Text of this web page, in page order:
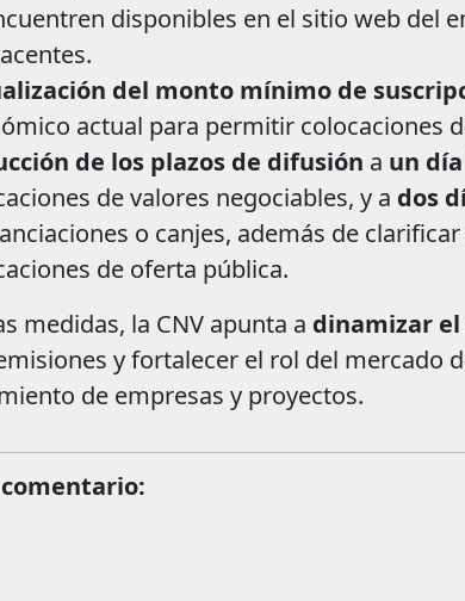
disponibles en el sitio web del
del monto mínimo de
actual para permitir colocaciones
de los plazos de difusión a un
de valores negociables, y a dos
o canjes, además de
de oferta pública.
medidas, la CNV apunta a dinamizar
y fortalecer el rol del mercado
de empresas y proyectos.